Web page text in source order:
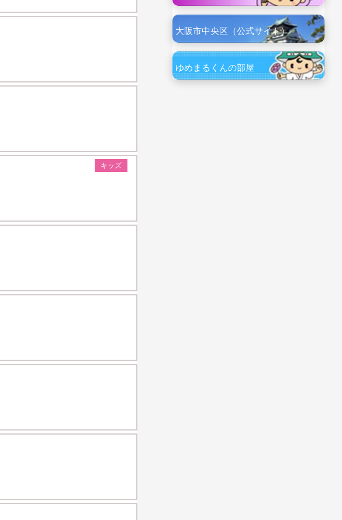
キッズ
大阪市中央区（公式サイト）
ゆめまるくんの部屋